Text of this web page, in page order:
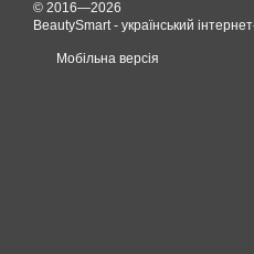
© 2016—2026
BeautySmart - український
Мобільна версія